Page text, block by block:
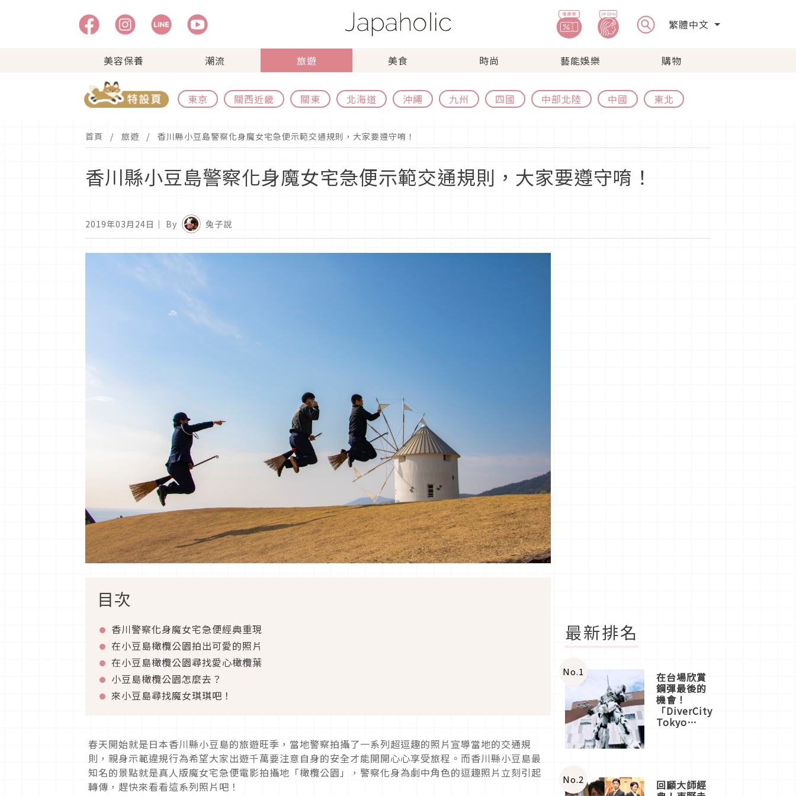
繁體中文
美容保養 潮流 旅遊 美食 時尚 藝能娛樂 購物
東京 關西近畿 關東 北海道 沖繩 九州 四國 中部北陸 中國 東北
首頁 旅遊 香川縣小豆島警察化身魔女宅急便示範交通規則，大家要遵守唷！
香川縣小豆島警察化身魔女宅急便示範交通規則，大家要遵守唷！
2019年03月24日 ｜ By 兔子說
目次
香川警察化身魔女宅急便經典重現
在小豆島橄欖公園拍出可愛的照片
在小豆島橄欖公園尋找愛心橄欖葉
小豆島橄欖公園怎麼去？
來小豆島尋找魔女琪琪吧！
春天開始就是日本香川縣小豆島的旅遊旺季，當地警察拍攝了一系列超逗趣的照片宣導當地的交通規
則，親身示範違規行為希望大家出遊千萬要注意自身的安全才能開開心心享受旅程。而香川縣小豆島最
知名的景點就是真人版魔女宅急便電影拍攝地「橄欖公園」，警察化身為劇中角色的逗趣照片立刻引起
轉傳，趕快來看看這系列照片吧！
最新排名
No.1 在台場欣賞
鋼彈最後的
機會！
「DiverCity
Tokyo
體驗
No.2 回顧大師經